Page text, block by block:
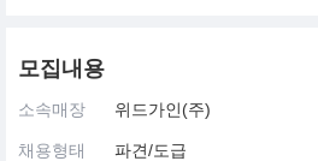
모집내용
소속매장 위드가인(주)
채용형태 파견/도급